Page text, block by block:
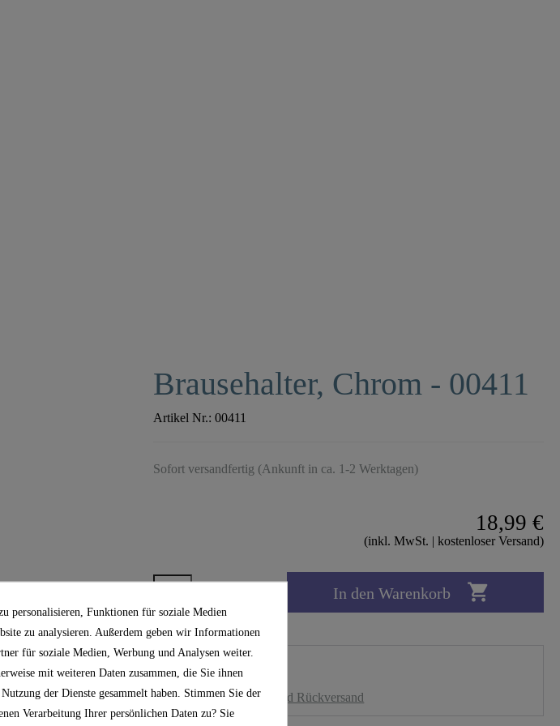
Brausehalter, Chrom - 00411
Artikel Nr.:00411
Sofort versandfertig (Ankunft in ca. 1-2 Werktagen)
18,99 €
(inkl. MwSt. | kostenloser Versand)
In den Warenkorb 
Kostenloser Versand und Rückversand
personalisieren, Funktionen für soziale Medien
zu analysieren. Außerdem geben wir Informationen
für soziale Medien, Werbung und Analysen weiter.
mit weiteren Daten zusammen, die Sie ihnen
der Dienste gesammelt haben. Stimmen Sie der
Verarbeitung Ihrer persönlichen Daten zu? Sie